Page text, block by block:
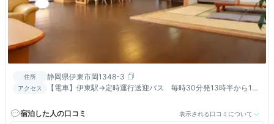
住所 静岡県伊東市岡1348-3
アクセス
【電車】伊東駅→定時運行送迎バス 毎時30分発13時半から17
宿泊した人の口コミ
表示される口コミについて